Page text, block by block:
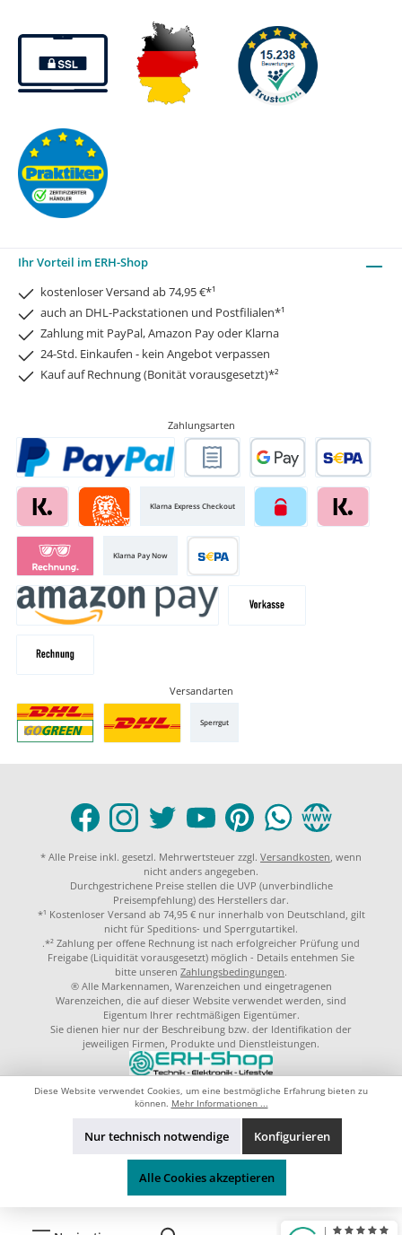
Ihr Vorteil im ERH-Shop
kostenloser Versand ab 74,95 €*¹
auch an DHL-Packstationen und Postfilialen*¹
Zahlung mit PayPal, Amazon Pay oder Klarna
24-Std. Einkaufen - kein Angebot verpassen
Kauf auf Rechnung (Bonität vorausgesetzt)*²
Zahlungsarten
Klarna Express Checkout
Klarna Pay Now
Versandarten
Sperrgut
* Alle Preise inkl. gesetzl. Mehrwertsteuer zzgl. Versandkosten, wenn
nicht anders angegeben.
Durchgestrichene Preise stellen die UVP (unverbindliche
Preisempfehlung) des Herstellers dar.
*¹ Kostenloser Versand ab 74,95 € nur innerhalb von Deutschland, gilt
nicht für Speditions- und Sperrgutartikel.
.*² Zahlung per offene Rechnung ist nach erfolgreicher Prüfung und
Freigabe (Liquidität vorausgesetzt) möglich - Details entehmen Sie
bitte unseren Zahlungsbedingungen.
® Alle Markennamen, Warenzeichen und eingetragenen
Warenzeichen, die auf dieser Website verwendet werden, sind
Eigentum Ihrer rechtmäßigen Eigentümer.
Sie dienen hier nur der Beschreibung bzw. der Identifikation der
jeweiligen Firmen, Produkte und Dienstleistungen.
Diese Website verwendet Cookies, um eine bestmögliche Erfahrung bieten zu
können. Mehr Informationen ...
Nur technisch notwendige Konfigurieren
Alle Cookies akzeptieren